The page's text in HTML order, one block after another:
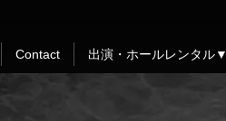
Contact 出演・ホールレンタル▼